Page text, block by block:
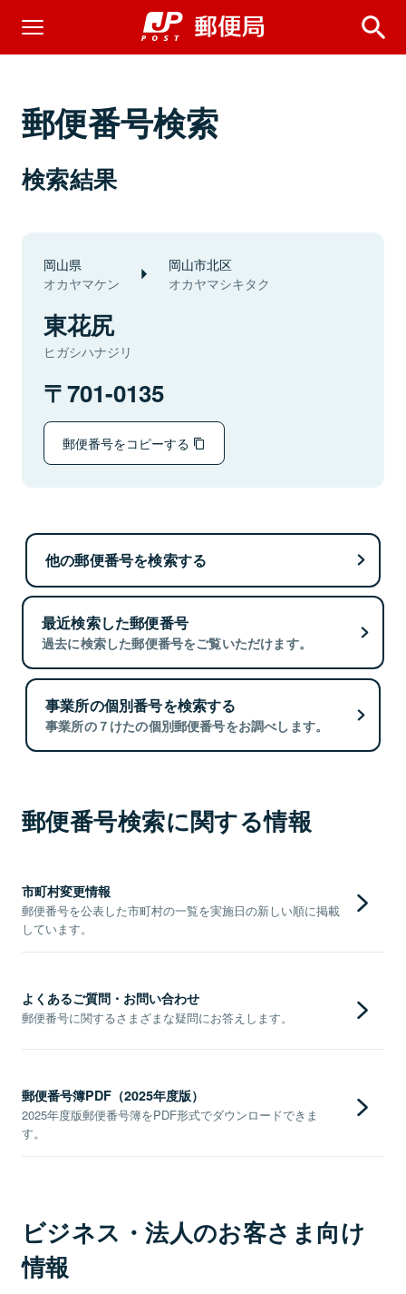
郵便番号検索
検索結果
岡山県
オカヤマケン
岡山市北区
オカヤマシキタク
東花尻
ヒガシハナジリ
701-0135
郵便番号をコピーする
他の郵便番号を検索する
最近検索した郵便番号
過去に検索した郵便番号をご覧いただけます。
事業所の個別番号を検索する
事業所の７けたの個別郵便番号をお調べします。
郵便番号検索に関する情報
市町村変更情報
郵便番号を公表した市町村の一覧を実施日の新しい順に掲載
しています。
よくあるご質問・お問い合わせ
郵便番号に関するさまざまな疑問にお答えします。
郵便番号簿PDF（2025年度版）
2025年度版郵便番号簿をPDF形式でダウンロードできま
す。
ビジネス・法人のお客さま向け
情報